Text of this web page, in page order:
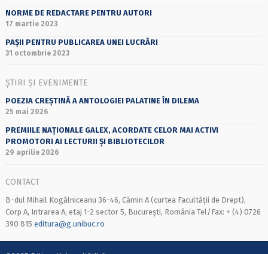
NORME DE REDACTARE PENTRU AUTORI
17 martie 2023
PAȘII PENTRU PUBLICAREA UNEI LUCRĂRI
31 octombrie 2023
ȘTIRI ȘI EVENIMENTE
POEZIA CREȘTINĂ A ANTOLOGIEI PALATINE ÎN DILEMA
25 mai 2026
PREMIILE NAȚIONALE GALEX, ACORDATE CELOR MAI ACTIVI
PROMOTORI AI LECTURII ȘI BIBLIOTECILOR
29 aprilie 2026
CONTACT
B-dul Mihail Kogălniceanu 36-46, Cămin A (curtea Facultății de Drept),
Corp A, Intrarea A, etaj 1-2 sector 5, București, România Tel/Fax: + (4) 0726
390 815 editura@g.unibuc.ro